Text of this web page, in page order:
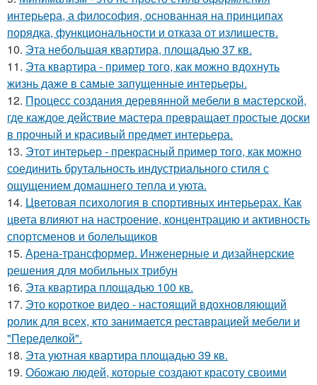
интерьера, а философия, основанная на принципах
порядка, функциональности и отказа от излишеств.
10. Эта небольшая квартира, площадью 37 кв.
11. Эта квартира - пример того, как можно вдохнуть
жизнь даже в самые запущенные интерьеры.
12. Процесс создания деревянной мебели в мастерской,
где каждое действие мастера превращает простые доски
в прочный и красивый предмет интерьера.
13. Этот интерьер - прекрасный пример того, как можно
соединить брутальность индустриального стиля с
ощущением домашнего тепла и уюта.
14. Цветовая психология в спортивных интерьерах. Как
цвета влияют на настроение, концентрацию и активность
спортсменов и болельщиков
15. Арена-трансформер. Инженерные и дизайнерские
решения для мобильных трибун
16. Эта квартира площадью 100 кв.
17. Это короткое видео - настоящий вдохновляющий
ролик для всех, кто занимается реставрацией мебели и
"Переделкой".
18. Эта уютная квартира площадью 39 кв.
19. Обожаю людей, которые создают красоту своими